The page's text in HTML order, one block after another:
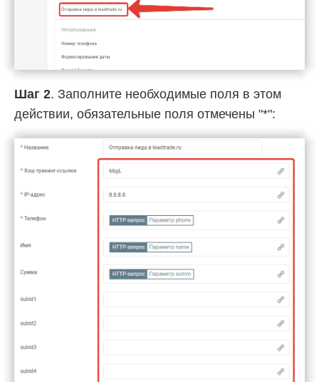
Шаг 2. Заполните необходимые поля в этом
действии, обязательные поля отмечены "*":